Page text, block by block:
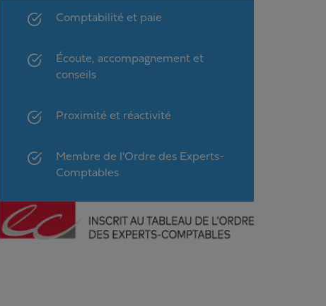
Comptabilité et paie
Écoute, accompagnement et
conseils
Proximité et réactivité
Membre de l'Ordre des Experts-
Comptables